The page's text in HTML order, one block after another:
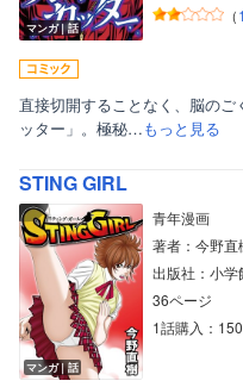
マンガ｜話
（1
直接切開することなく、脳の
ッター」。極秘…もっと見る
STING GIRL
マンガ｜話
青年漫画
著者：今野直
出版社：小学
36ページ
1話購入：